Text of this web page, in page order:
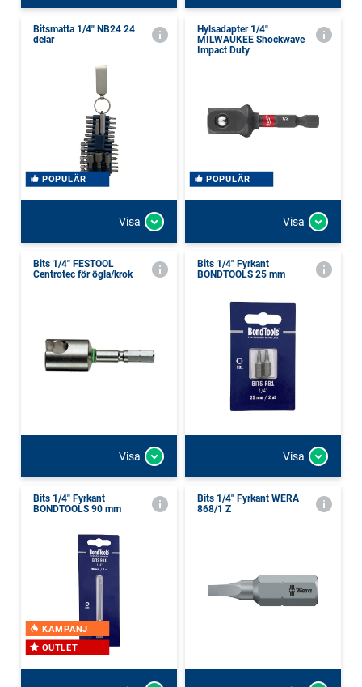
Bitsmatta 1/4" NB24 24
delar
POPULÄR
Visa
Hylsadapter 1/4"
MILWAUKEE Shockwave
Impact Duty
POPULÄR
Visa
Bits 1/4" FESTOOL
Centrotec för ögla/krok
Visa
Bits 1/4" Fyrkant
BONDTOOLS 25 mm
Visa
Bits 1/4" Fyrkant
BONDTOOLS 90 mm
KAMPANJ
OUTLET
Bits 1/4" Fyrkant WERA
868/1 Z